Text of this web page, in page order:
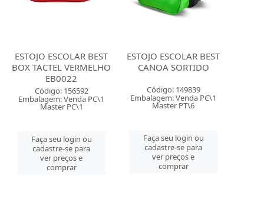
ESTOJO ESCOLAR BEST
BOX TACTEL VERMELHO
EB0022
Código: 156592
Embalagem: Venda PC\1
Master PC\1
Faça seu login ou
cadastre-se para
ver preços e
comprar
ESTOJO ESCOLAR BEST
CANOA SORTIDO
Código: 149839
Embalagem: Venda PC\1
Master PT\6
Faça seu login ou
cadastre-se para
ver preços e
comprar